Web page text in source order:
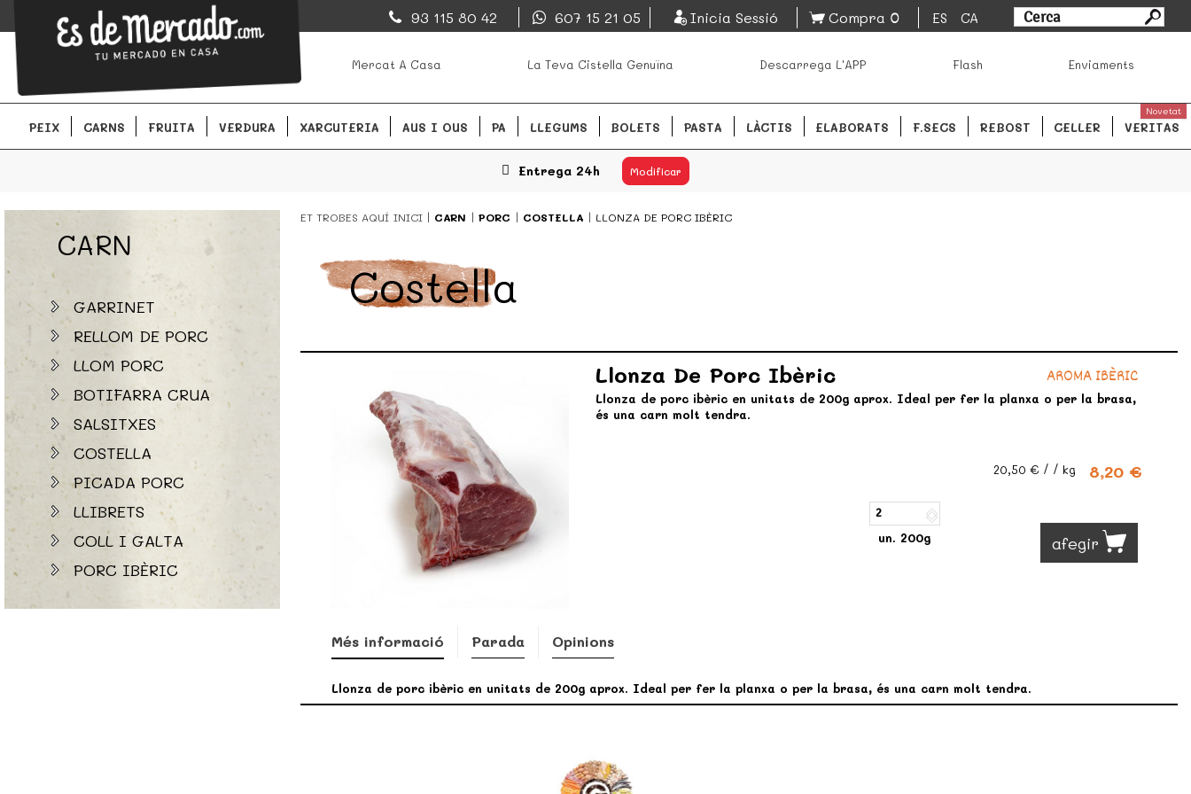
EsDeMercado.com
EsDeMercado.com te lleva a casa los mejores productos de los mejores mercados de
Barcelona y de productores locales.
EsDeMercado.com
Barcelona y de productores locales.
93 115 80 42 607 15 21 05 Inicia Sessió Compra 0 ES CA
Mercat A Casa La Teva Cistella Genuïna Descarrega L'APP Flash Enviaments
PEIX CARNS FRUITA VERDURA XARCUTERIA AUS I OUS PA LLEGUMS BOLETS PASTA LÀCTIS ELABORATS F.SECS REBOST CELLER VERITAS
Novetat
Entrega 24h Modificar
CARN
GARRINET
RELLOM DE PORC
LLOM PORC
BOTIFARRA CRUA
SALSITXES
COSTELLA
PICADA PORC
LLIBRETS
COLL I GALTA
PORC IBÈRIC
ET TROBES AQUÍ INICI CARN PORC COSTELLA LLONZA DE PORC IBÈRIC
Costella
AROMA IBÈRIC
Llonza De Porc Ibèric
Llonza de porc ibèric en unitats de 200g aprox. Ideal per fer la planxa o per la brasa,
és una carn molt tendra.
8,20 €
20,50 € / / kg
un. 200g afegir
Més informació Parada Opinions
Llonza de porc ibèric en unitats de 200g aprox. Ideal per fer la planxa o per la brasa, és una carn molt tendra.